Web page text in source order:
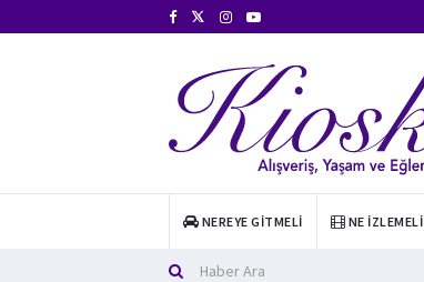
NEREYE GITMELI NE İZLEMELI